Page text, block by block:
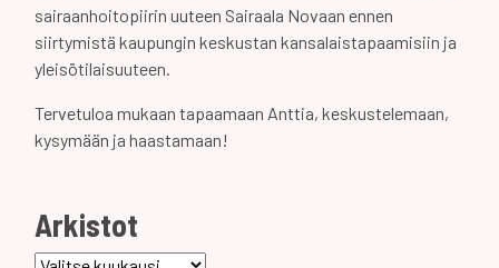
sairaanhoitopiirin uuteen Sairaala Novaan ennen
siirtymistä kaupungin keskustan kansalaistapaamisiin ja
yleisötilaisuuteen.
Tervetuloa mukaan tapaamaan Anttia, keskustelemaan,
kysymään ja haastamaan!
Arkistot